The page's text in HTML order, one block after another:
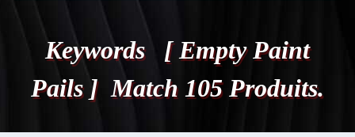
Keywords [ Empty Paint
Pails ] Match 105 Produits.